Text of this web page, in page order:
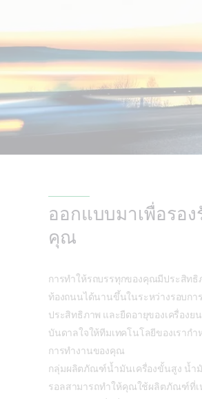
ออกแบบมาเพื่อรอ
คุณ
การทำให้รถบรรทุกของคุณมีประสิท
ท้องถนนได้นานขึ้นในระหว่างรอบกา
ประสิทธิภาพ และยืดอายุของเครื่องย
บันดาลใจให้ทีมเทคโนโลยีของเรา
การทำงานของคุณ
กลุ่มผลิตภัณฑ์น้ำมันเครื่องขั้นสูง น้ำมั
รอลสามารถทำให้คุณใช้ผลิตภัณฑ์ที่เ